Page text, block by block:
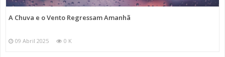
A Chuva e o Vento Regressam Amanhã
09 Abril 2025 0 K